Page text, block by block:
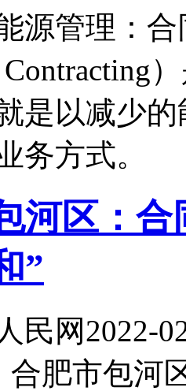
源管理：
Contracting
是以减少
务方式。
河区：
”
民网2022-
合肥市包河